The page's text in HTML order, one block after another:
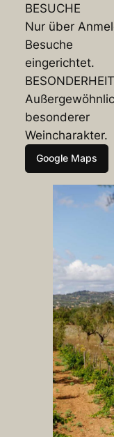
BESUCHE
Nur über
Besuche
eingerichtet.
besonderer
Weincharakter.
Google Maps